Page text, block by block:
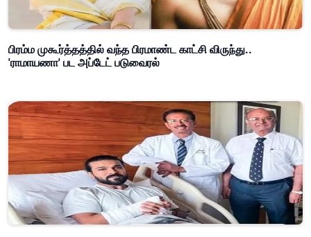
பிரம்ம முகூர்த்தத்தில் வந்த பிரமாண்ட காட்சி விருந்து..
'ராமாயணா' பட அப்டேட் படுவைரல்